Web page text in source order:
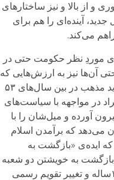
و از بالا و نیز ساختارهای
آینده‌ای را هم برای
می‌کند.
موردِ نظر حکومت حتی در
آن‌ها نیز به ارزش‌هایی که
حکومت تبلیغ می‌کرده، پایبند نبوده‌اند. تهرانیان و اسدی این تحلیل را درباره آماری پیش می‌کشند که حاکی از رشد شدید مذهب در بین سال‌های ۵۳
در مواجهه با سیاست‌های
آورده و میل‌شان را با
می‌دهد که برآمدن اسلام
اید‌ه‌ی «بازگشت به
حسینیه ارشاد، مهم‌ترین ایده دهۀ ۵۰ بوده است. اید‌ه‌ی بازگشت به خویشتن دو شعبه
اصلی و مهم در آن سال‌ها پیدا کرد: یکی بازگشت به خویشتن، به‌معنای بازگشت به ایران باستان که با جشن‌های ۱۵۰۰ساله و تغییر تقویم رسمی